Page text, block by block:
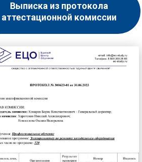
Выписка из протокола
аттестационной комиссии